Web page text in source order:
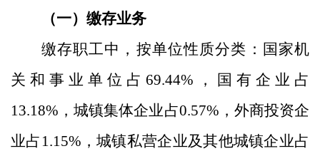
（一）缴存业务
缴存职工中， 按单位性质分类： 国家机
关和事业单位占 69.44% ，国有企业占
13.18% ，城镇集体企业占0.57% ，外商投资企
业占 1.15% ，城镇私营企业及其他城镇企业占